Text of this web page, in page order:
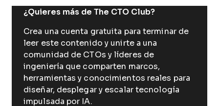
¿Quieres más de The CTO Club?
Crea una cuenta gratuita para terminar de
leer este contenido y unirte a una
comunidad de CTOs y líderes de
ingeniería que comparten marcos,
herramientas y conocimientos reales para
diseñar, desplegar y escalar tecnología
impulsada por IA.